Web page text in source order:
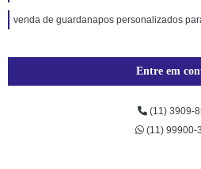
venda de guardanapos personalizados
Entre em
(11) 3909-
(11) 99900-